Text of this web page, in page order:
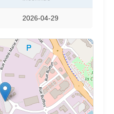
2026-04-29